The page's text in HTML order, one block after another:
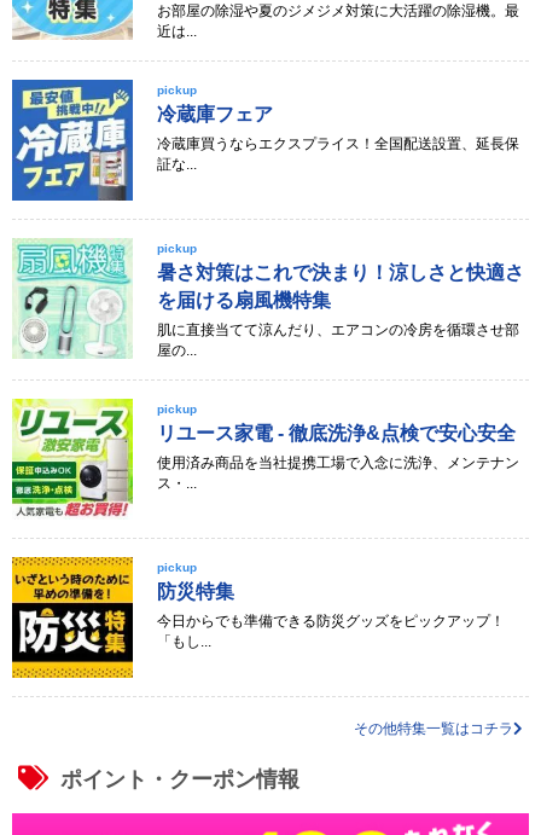
お部屋の除湿や夏のジメジメ対策に大活躍の除湿機。最
近は...
pickup
冷蔵庫フェア
冷蔵庫買うならエクスプライス！全国配送設置、延長保
証な...
pickup
暑さ対策はこれで決まり！涼しさと快適さ
を届ける扇風機特集
肌に直接当てて涼んだり、エアコンの冷房を循環させ部
屋の...
pickup
リユース家電 - 徹底洗浄&点検で安心安全
使用済み商品を当社提携工場で入念に洗浄、メンテナン
ス・...
pickup
防災特集
今日からでも準備できる防災グッズをピックアップ！
「もし...
その他特集一覧はコチラ
ポイント・クーポン情報